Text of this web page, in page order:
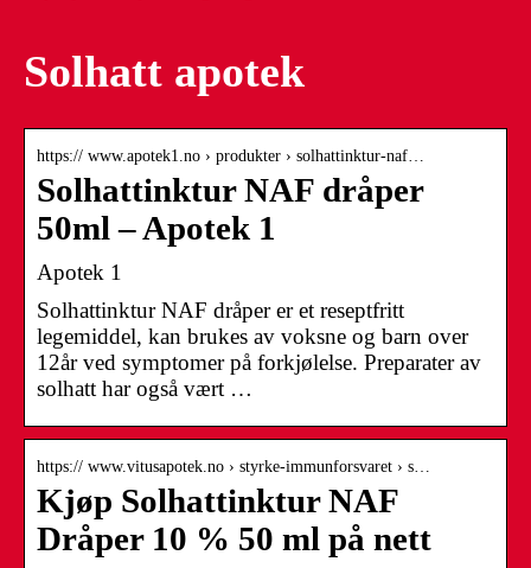
Solhatt apotek
https:// www.apotek1.no › produkter › solhattinktur-naf…
Solhattinktur NAF dråper
50ml – Apotek 1
Apotek 1
Solhattinktur NAF dråper er et reseptfritt
legemiddel, kan brukes av voksne og barn over
12år ved symptomer på forkjølelse. Preparater av
solhatt har også vært …
https:// www.vitusapotek.no › styrke-immunforsvaret › s…
Kjøp Solhattinktur NAF
Dråper 10 % 50 ml på nett